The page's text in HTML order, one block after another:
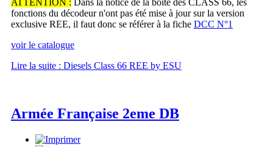
fonctions du décodeur n'ont pas été mise à jour sur la version
exclusive REE, il faut donc se référer à la fiche DCC N°1
voir le catalogue
Lire la suite : Diesels Class 66 REE by ESU
Armée Française 2eme DB